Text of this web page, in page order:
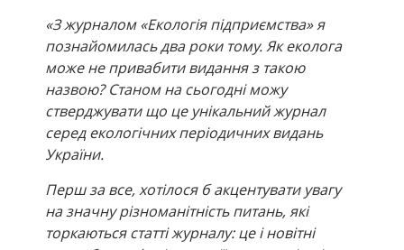
«З журналом «Екологія підприємства» я
познайомилась два роки тому. Як еколога
може не привабити видання з такою
назвою? Станом на сьогодні можу
стверджувати що це унікальний журнал
серед екологічних періодичних видань
України.
Перш за все, хотілося б акцентувати увагу
на значну різноманітність питань, які
торкаються статті журналу: це і новітні